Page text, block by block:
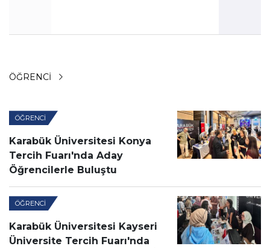
ÖĞRENCI
ÖĞRENCI
Karabük Üniversitesi Konya
Tercih Fuarı'nda Aday
Öğrencilerle Buluştu
ÖĞRENCI
Karabük Üniversitesi Kayseri
Üniversite Tercih Fuarı'nda